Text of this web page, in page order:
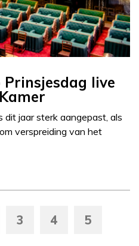
live
dit jaar sterk aangepast, als
verspreiding van het
3 4 5